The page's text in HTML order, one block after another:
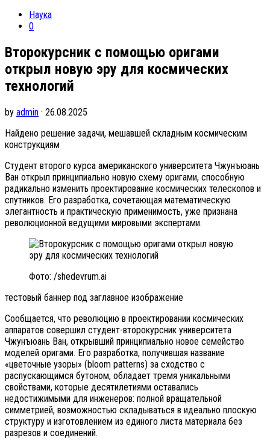
Наука
0
Второкурсник с помощью оригами
открыл новую эру для космических
технологий
by admin · 26.08.2025
Найдено решение задачи, мешавшей складным космическим
конструкциям
Студент второго курса американского университета Чжунъюань
Ван открыл принципиально новую схему оригами, способную
радикально изменить проектирование космических телескопов и
спутников. Его разработка, сочетающая математическую
элегантность и практическую применимость, уже признана
революционной ведущими мировыми экспертами.
Фото: /shedevrum.ai
тестовый баннер под заглавное изображение
Сообщается, что революцию в проектировании космических
аппаратов совершил студент-второкурсник университета
Чжунъюань Ван, открывший принципиально новое семейство
моделей оригами. Его разработка, получившая название
«цветочные узоры» (bloom patterns) за сходство с
распускающимся бутоном, обладает тремя уникальными
свойствами, которые десятилетиями оставались
недостижимыми для инженеров: полной вращательной
симметрией, возможностью складываться в идеально плоскую
структуру и изготовлением из единого листа материала без
разрезов и соединений.